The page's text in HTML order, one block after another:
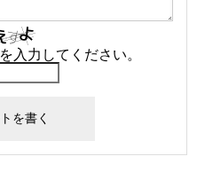
入力してください。